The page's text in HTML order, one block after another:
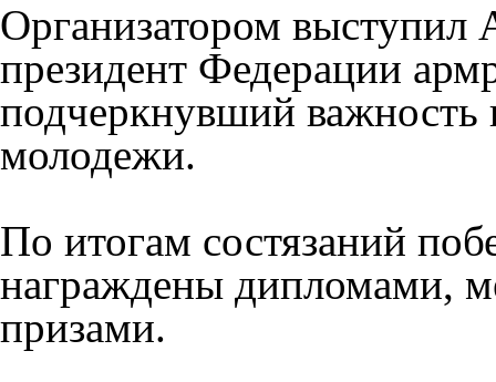
Организатором
президент Федерации
подчеркнувший важность
молодежи.
По итогам состязаний
награждены дипломами,
призами.